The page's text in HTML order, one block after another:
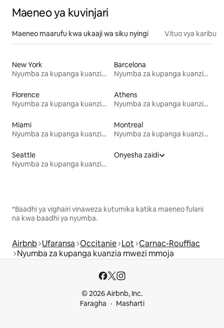
Maeneo ya kuvinjari
Maeneo maarufu kwa ukaaji wa siku nyingi Vituo vya karibu
New York
Nyumba za kupanga kuanzia mwezi mmoja
Barcelona
Nyumba za kupanga kuanzia mwezi mmoja
Florence
Nyumba za kupanga kuanzia mwezi mmoja
Athens
Nyumba za kupanga kuanzia mwezi mmoja
Miami
Nyumba za kupanga kuanzia mwezi mmoja
Montreal
Nyumba za kupanga kuanzia mwezi mmoja
Seattle
Nyumba za kupanga kuanzia mwezi mmoja
Onyesha zaidi
*Baadhi ya vighairi vinaweza kutumika katika maeneo fulani
na kwa baadhi ya nyumba.
Airbnb Ufaransa Occitanie Lot Carnac-Rouffiac
Nyumba za kupanga kuanzia mwezi mmoja
© 2026 Airbnb, Inc.
Faragha
Masharti